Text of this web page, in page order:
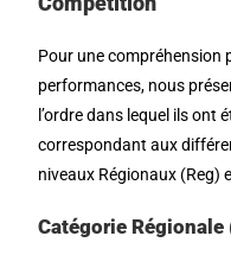
Pour une compréhension
performances, nous
l’ordre dans lequel ils ont
correspondant aux
niveaux Régionaux (Reg)
Catégorie Régionale